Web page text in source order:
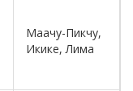
Маачу-Пикчу,
Икике, Лима